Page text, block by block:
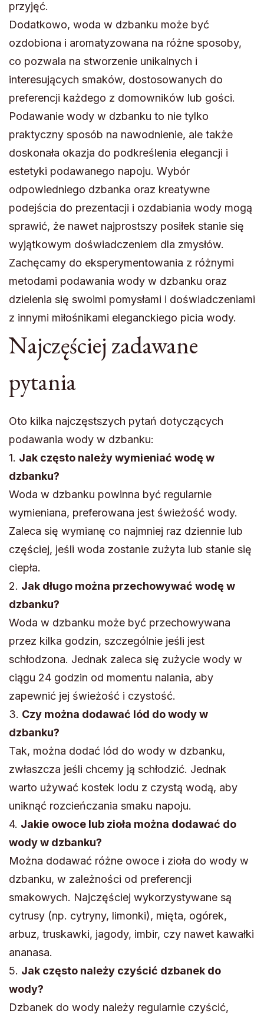
przyjęć.
Dodatkowo, woda w dzbanku może być
ozdobiona i aromatyzowana na różne sposoby,
co pozwala na stworzenie unikalnych i
interesujących smaków, dostosowanych do
preferencji każdego z domowników lub gości.
Podawanie wody w dzbanku to nie tylko
praktyczny sposób na nawodnienie, ale także
doskonała okazja do podkreślenia elegancji i
estetyki podawanego napoju. Wybór
odpowiedniego dzbanka oraz kreatywne
podejścia do prezentacji i ozdabiania wody mogą
sprawić, że nawet najprostszy posiłek stanie się
wyjątkowym doświadczeniem dla zmysłów.
Zachęcamy do eksperymentowania z różnymi
metodami podawania wody w dzbanku oraz
dzielenia się swoimi pomysłami i doświadczeniami
z innymi miłośnikami eleganckiego picia wody.
Najczęściej zadawane
pytania
Oto kilka najczęstszych pytań dotyczących
podawania wody w dzbanku:
1. Jak często należy wymieniać wodę w
dzbanku?
Woda w dzbanku powinna być regularnie
wymieniana, preferowana jest świeżość wody.
Zaleca się wymianę co najmniej raz dziennie lub
częściej, jeśli woda zostanie zużyta lub stanie się
ciepła.
2. Jak długo można przechowywać wodę w
dzbanku?
Woda w dzbanku może być przechowywana
przez kilka godzin, szczególnie jeśli jest
schłodzona. Jednak zaleca się zużycie wody w
ciągu 24 godzin od momentu nalania, aby
zapewnić jej świeżość i czystość.
3. Czy można dodawać lód do wody w
dzbanku?
Tak, można dodać lód do wody w dzbanku,
zwłaszcza jeśli chcemy ją schłodzić. Jednak
warto używać kostek lodu z czystą wodą, aby
uniknąć rozcieńczania smaku napoju.
4. Jakie owoce lub zioła można dodawać do
wody w dzbanku?
Można dodawać różne owoce i zioła do wody w
dzbanku, w zależności od preferencji
smakowych. Najczęściej wykorzystywane są
cytrusy (np. cytryny, limonki), mięta, ogórek,
arbuz, truskawki, jagody, imbir, czy nawet kawałki
ananasa.
5. Jak często należy czyścić dzbanek do
wody?
Dzbanek do wody należy regularnie czyścić,